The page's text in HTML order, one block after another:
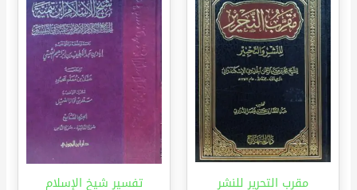
مقرب التحرير للنشر
تفسير شيخ الإسلام